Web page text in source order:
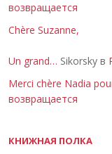
возвращается
Chère Suzanne,
Un grand… Sikorsky в
Merci chère Nadia
возвращается
КНИЖНАЯ ПОЛКА